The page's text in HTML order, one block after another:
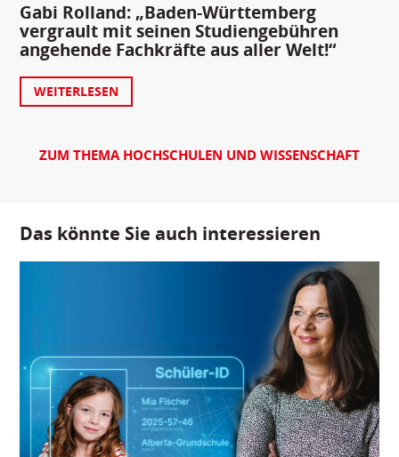
Gabi Rolland: „Baden-Württemberg
vergrault mit seinen Studiengebühren
angehende Fachkräfte aus aller Welt!“
WEITERLESEN
ZUM THEMA HOCHSCHULEN UND WISSENSCHAFT
Das könnte Sie auch interessieren